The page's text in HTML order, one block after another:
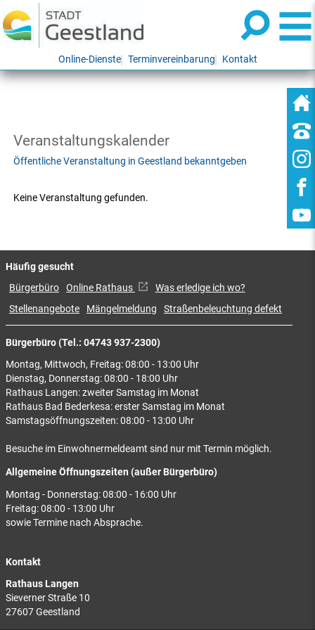
Online-Dienste Terminvereinbarung Kontakt
Veranstaltungskalender
Öffentliche Veranstaltung in Geestland bekanntgeben
Keine Veranstaltung gefunden.
Bürgerbüro (Tel.: 04743 937-2300)
Montag, Mittwoch, Freitag: 08:00 - 13:00 Uhr
Dienstag, Donnerstag: 08:00 - 18:00 Uhr
Rathaus Langen: zweiter Samstag im Monat
Rathaus Bad Bederkesa: erster Samstag im Monat
Samstagsöffnungszeiten: 08:00 - 13:00 Uhr
Besuche im Einwohnermeldeamt sind nur mit Termin möglich.
Allgemeine Öffnungszeiten (außer Bürgerbüro)
Montag - Donnerstag: 08:00 - 16:00 Uhr
Freitag: 08:00 - 13:00 Uhr
sowie Termine nach Absprache.
Kontakt
Rathaus Langen
Sieverner Straße 10
27607 Geestland
Häufig gesucht
Bürgerbüro Online Rathaus
Was erledige ich wo?
Stellenangebote
Mängelmeldung Straßenbeleuchtung defekt